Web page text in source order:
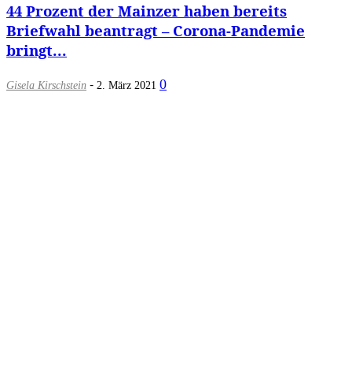
44 Prozent der Mainzer haben bereits
Briefwahl beantragt – Corona-Pandemie
bringt...
Gisela Kirschstein - 2. März 2021 0